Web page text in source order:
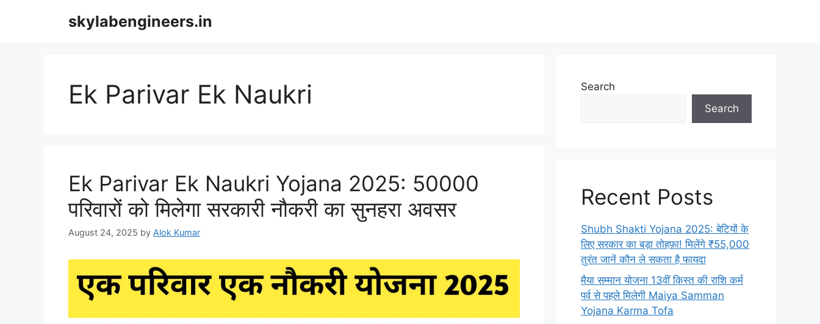
skylabengineers.in
Ek Parivar Ek Naukri
Ek Parivar Ek Naukri Yojana 2025: 50000
परिवारों को मिलेगा सरकारी नौकरी का सुनहरा अवसर
August 24, 2025 by Alok Kumar
Search
Search
Recent Posts
Shubh Shakti Yojana 2025: बेटियों के
लिए सरकार का बड़ा तोहफ़ा! मिलेंगे ₹55,000
तुरंत जानें कौन ले सकता है फायदा
मैया सम्मान योजना 13वीं किस्त की राशि कर्म
पर्व से पहले मिलेगी Maiya Samman
Yojana Karma Tofa